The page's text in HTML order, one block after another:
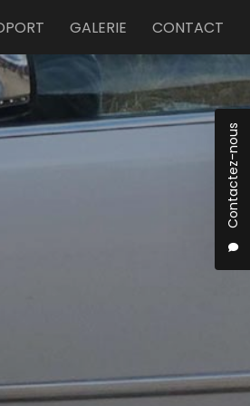
Contactez-nous
GALERIE CONTACT